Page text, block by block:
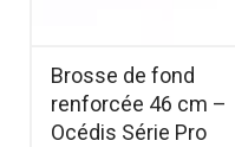
Brosse de fond
renforcée 46 cm –
Océdis Série Pro